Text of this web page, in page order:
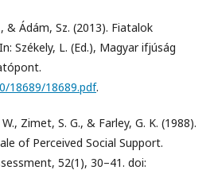
& Ádám, Sz. (2013). Fiatalok
Székely, L. (Ed.), Magyar ifjúság
18689/18689.pdf.
Zimet, S. G., & Farley, G. K. (1988).
of Perceived Social Support.
52(1), 30–41. doi: